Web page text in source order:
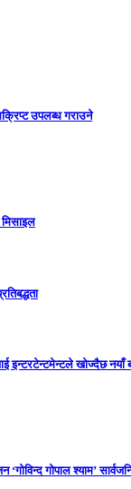
उपलब्ध गराउने
मिसाइल
खोज्दैछ नयाँ
गोपाल श्याम’